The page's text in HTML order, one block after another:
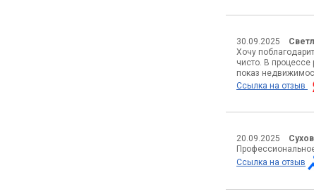
30.09.2025
Хочу
чисто. В
показ
Ссылка на отзыв
20.09.2025
Ссылка на отзыв